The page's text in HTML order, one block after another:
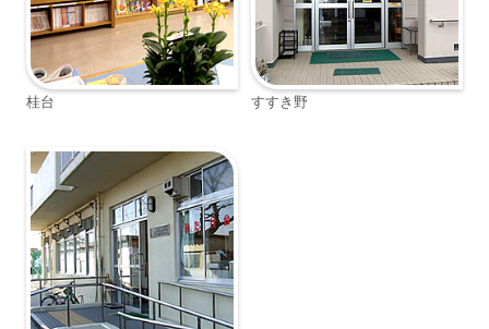
桂台 すすき野